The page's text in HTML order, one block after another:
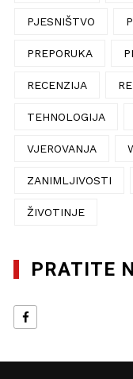
PJESNIŠTVO
PREPORUKA
RECENZIJA
TEHNOLOGIJA
VJEROVANJA
ZANIMLJIVOSTI
ŽIVOTINJE
PRATITE